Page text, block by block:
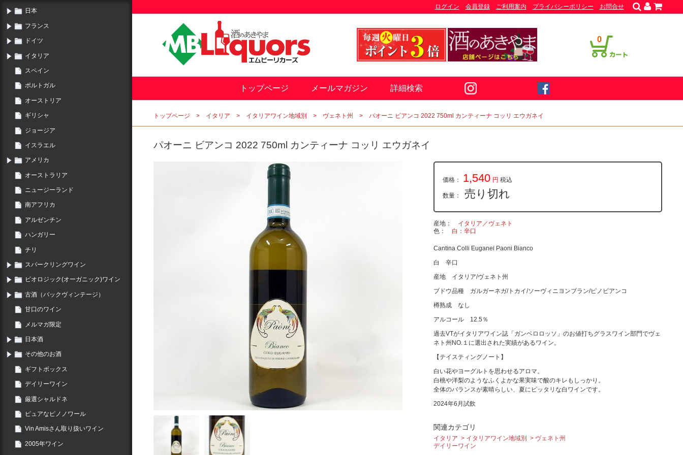
日本
フランス
ドイツ
イタリア
スペイン
ポルトガル
オーストリア
ギリシャ
ジョージア
イスラエル
アメリカ
オーストラリア
ニュージーランド
南アフリカ
アルゼンチン
ハンガリー
チリ
スパークリングワイン
ビオロジック(オーガニック)ワイン
古酒（バックヴィンテージ）
甘口のワイン
メルマガ限定
日本酒
その他のお酒
ギフトボックス
デイリーワイン
厳選シャルドネ
ピュアなピノノワール
Vin Amisさん取り扱いワイン
2005年ワイン
0
ログイン 会員登録 ご利用案内 プライバシーポリシー お問合せ
トップページ メールマガジン 詳細検索
トップページ イタリア イタリアワイン地域別 ヴェネト州 パオーニ ビアンコ 2022 750ml カンティーナ コッリ エウガネイ
パオーニ ビアンコ 2022 750ml カンティーナ コッリ エウガネイ
価格： 1,540 円 税込
数量： 売り切れ
産地
イタリア／ヴェネト
色
白：辛口
Cantina Colli Euganei Paoni Bianco
白 辛口
産地 イタリア/ヴェネト州
ブドウ品種 ガルガーネガ/トカイ/ソーヴィニヨンブラン/ピノビアンコ
樽熟成 なし
アルコール 12.5％
過去VTがイタリアワイン誌「ガンベロロッソ」のお値打ちグラスワイン部門でヴェ
ネト州NO.１に選出された実績があるワイン。
【テイスティングノート】
白い花やヨーグルトを思わせるアロマ。
白桃や洋梨のようなふくよかな果実味で酸のキレもしっかり。
全体のバランスが素晴らしい、夏にピッタリな白ワインです。
2024年6月試飲
関連カテゴリ
イタリア イタリアワイン地域別
ヴェネト州
デイリーワイン